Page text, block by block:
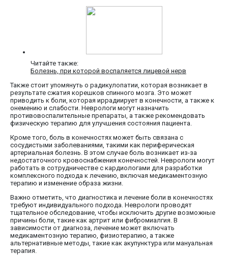
Читайте также:
Болезнь, при которой воспаляется лицевой нерв
Также стоит упомянуть о радикулопатии, которая возникает в
результате сжатия корешков спинного мозга. Это может
приводить к боли, которая иррадиирует в конечности, а также к
онемению и слабости. Неврологи могут назначить
противовоспалительные препараты, а также рекомендовать
физическую терапию для улучшения состояния пациента.
Кроме того, боль в конечностях может быть связана с
сосудистыми заболеваниями, такими как периферическая
артериальная болезнь. В этом случае боль возникает из-за
недостаточного кровоснабжения конечностей. Неврологи могут
работать в сотрудничестве с кардиологами для разработки
комплексного подхода к лечению, включая медикаментозную
терапию и изменение образа жизни.
Важно отметить, что диагностика и лечение боли в конечностях
требуют индивидуального подхода. Неврологи проводят
тщательное обследование, чтобы исключить другие возможные
причины боли, такие как артрит или фибромиалгия. В
зависимости от диагноза, лечение может включать
медикаментозную терапию, физиотерапию, а также
альтернативные методы, такие как акупунктура или мануальная
терапия.